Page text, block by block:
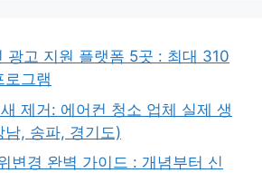
광고 지원 플랫폼 5곳 : 최대 310
로그램
제거: 에어컨 청소 업체 실제 생
, 송파, 경기도)
변경 완벽 가이드 : 개념부터 신